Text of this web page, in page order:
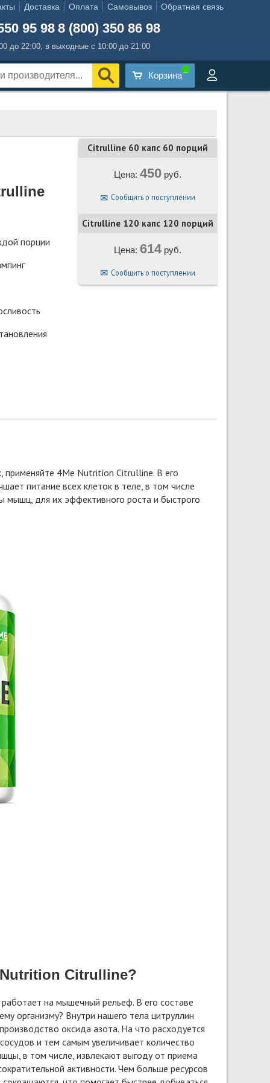
Доставка Оплата Самовывоз Обратная связь
95 98 8 (800) 350 86 98
до 22:00, в выходные с 10:00 до 21:00
Корзина
порции
Citrulline 60 капс 60 порций
Цена: 450руб.
Сообщить о поступлении
Citrulline 120 капс 120 порций
Цена: 614руб.
Сообщить о поступлении
применяйте 4Me Nutrition Citrulline. В его
питание всех клеток в теле, в том числе
мышц, для их эффективного роста и быстрого
Citrulline?
на мышечный рельеф. В его составе
организму? Внутри нашего тела цитруллин
оксида азота. На что расходуется
и тем самым увеличивает количество
в том числе, извлекают выгоду от приема
активности. Чем больше ресурсов